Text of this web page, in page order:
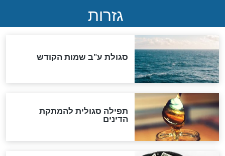
"מודה לקב"ה על כל השנים"
לכל המאמרים
אחרית הימים